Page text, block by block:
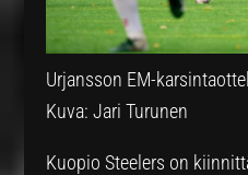
Urjansson EM-
Kuva: Jari Turunen
Kuopio Steelers on